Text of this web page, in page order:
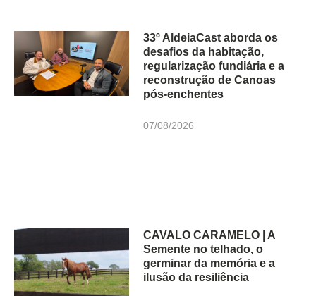
33º AldeiaCast aborda os
desafios da habitação,
regularização fundiária e a
reconstrução de Canoas
pós-enchentes
07/08/2026
CAVALO CARAMELO | A
Semente no telhado, o
germinar da memória e a
ilusão da resiliência